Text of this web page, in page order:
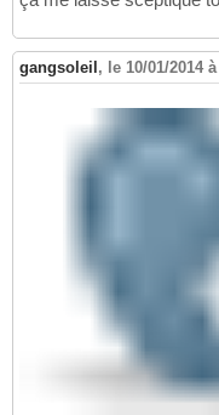
gangsoleil , le 10/01/2014